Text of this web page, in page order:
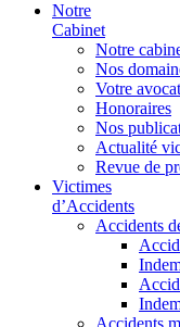
Notre
Cabinet
Notre
Nos
Votre avocat
Honoraires
Nos
Actualité
Revue de
Victimes
d’Accidents
Accidents
Accidents